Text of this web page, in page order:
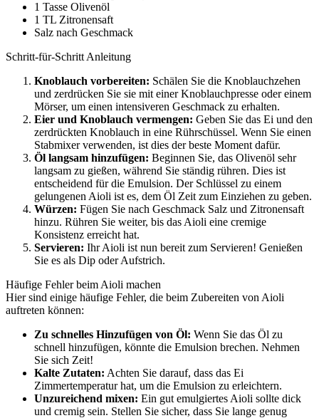
1 Tasse Olivenöl
1 TL Zitronensaft
Salz nach Geschmack
Schritt-für-Schritt Anleitung
Knoblauch vorbereiten: Schälen Sie die Knoblauchzehen
und zerdrücken Sie sie mit einer Knoblauchpresse oder einem
Mörser, um einen intensiveren Geschmack zu erhalten.
Eier und Knoblauch vermengen: Geben Sie das Ei und den
zerdrückten Knoblauch in eine Rührschüssel. Wenn Sie einen
Stabmixer verwenden, ist dies der beste Moment dafür.
Öl langsam hinzufügen: Beginnen Sie, das Olivenöl sehr
langsam zu gießen, während Sie ständig rühren. Dies ist
entscheidend für die Emulsion. Der Schlüssel zu einem
gelungenen Aioli ist es, dem Öl Zeit zum Einziehen zu geben.
Würzen: Fügen Sie nach Geschmack Salz und Zitronensaft
hinzu. Rühren Sie weiter, bis das Aioli eine cremige
Konsistenz erreicht hat.
Servieren: Ihr Aioli ist nun bereit zum Servieren! Genießen
Sie es als Dip oder Aufstrich.
Häufige Fehler beim Aioli machen
Hier sind einige häufige Fehler, die beim Zubereiten von Aioli
auftreten können:
Zu schnelles Hinzufügen von Öl: Wenn Sie das Öl zu
schnell hinzufügen, könnte die Emulsion brechen. Nehmen
Sie sich Zeit!
Kalte Zutaten: Achten Sie darauf, dass das Ei
Zimmertemperatur hat, um die Emulsion zu erleichtern.
Unzureichend mixen: Ein gut emulgiertes Aioli sollte dick
und cremig sein. Stellen Sie sicher, dass Sie lange genug